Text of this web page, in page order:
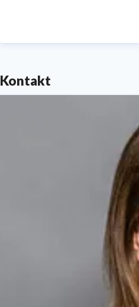
Kontakt